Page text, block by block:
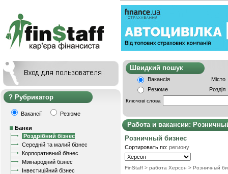
Рубрикатор
Вакансії Резюме
Банки
Роздрібний бізнес
Середній та малий бізнес
Корпоративний бізнес
Міжнародний бізнес
Інвестиційний бізнес
Швидкий
Вакансія
Місто
Резюме
Розділ
Ключові слова
Работа и вакансии:
Розничный бизнес
Сортировать по: региону
FinStaff > работа Херсон > Розничный